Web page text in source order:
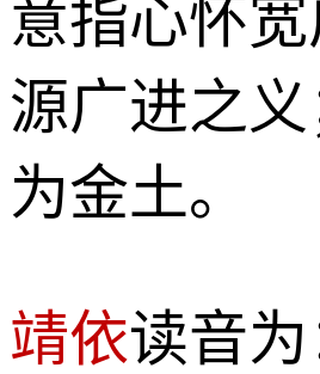
意指心怀
源广进之
为金土。
靖依读音为